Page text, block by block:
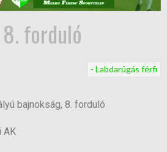
forduló
- Labdarúgás férfi
bajnokság, 8. forduló
AK